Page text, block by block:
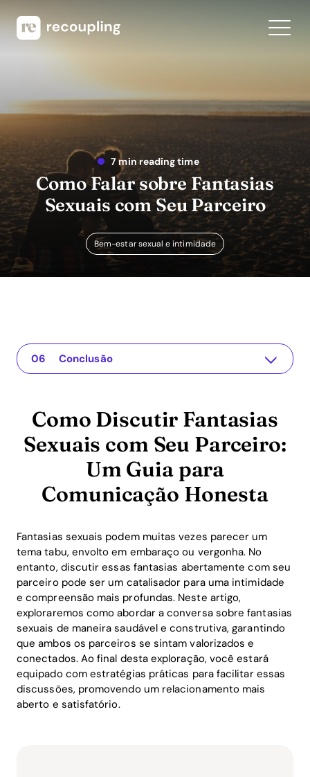
7 min reading time
Como Falar sobre Fantasias
Sexuais com Seu Parceiro
Bem-estar sexual e intimidade
Como Discutir Fantasias Sexuais com Seu Parceiro: Um Guia para Comunicação Honesta
The app for your relationship
Entendendo a Questão
Por Que Isso é Importante
Soluções Práticas ou Insights
Conclusão
Como Discutir Fantasias
Sexuais com Seu Parceiro:
Um Guia para
Comunicação Honesta
Fantasias sexuais podem muitas vezes parecer um
tema tabu, envolto em embaraço ou vergonha. No
entanto, discutir essas fantasias abertamente com seu
parceiro pode ser um catalisador para uma intimidade
e compreensão mais profundas. Neste artigo,
exploraremos como abordar a conversa sobre fantasias
sexuais de maneira saudável e construtiva, garantindo
que ambos os parceiros se sintam valorizados e
conectados. Ao final desta exploração, você estará
equipado com estratégias práticas para facilitar essas
discussões, promovendo um relacionamento mais
aberto e satisfatório.